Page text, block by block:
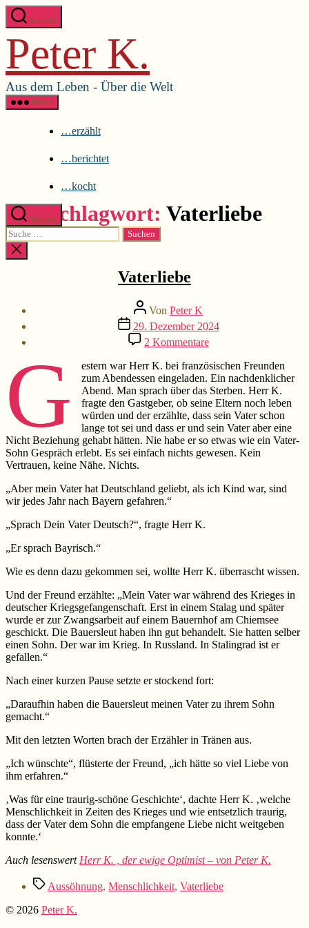
Direkt
zum
wechseln
Suchen
Peter K.
Aus dem Leben - Über die Welt
Menü
…erzählt
…berichtet
…kocht
Suchen
Suche
nach:
Suche
schließen
Menü schließen
…berichtet
…kocht
Schlagwort: Vaterliebe
Vaterliebe
Beitragsautor
Von Peter K
Beitragsdatum
29. Dezember 2024
2 Kommentarezu
Vaterliebe
G
estern war Herr K. bei französischen Freunden
zum Abendessen eingeladen. Ein nachdenklicher
Abend. Man sprach über das Sterben. Herr K.
fragte den Gastgeber, ob seine Eltern noch leben
würden und der erzählte, dass sein Vater schon
lange tot sei und dass er und sein Vater aber eine
Nicht Beziehung gehabt hätten. Nie habe er so etwas wie ein Vater-
Sohn Gespräch erlebt. Es sei einfach nichts gewesen. Kein
Vertrauen, keine Nähe. Nichts.
„Aber mein Vater hat Deutschland geliebt, als ich Kind war, sind
wir jedes Jahr nach Bayern gefahren.“
„Sprach Dein Vater Deutsch?“, fragte Herr K.
„Er sprach Bayrisch.“
Wie es denn dazu gekommen sei, wollte Herr K. überrascht wissen.
Und der Freund erzählte: „Mein Vater war während des Krieges in
deutscher Kriegsgefangenschaft. Erst in einem Stalag und später
wurde er zur Zwangsarbeit auf einem Bauernhof am Chiemsee
geschickt. Die Bauersleut haben ihn gut behandelt. Sie hatten selber
einen Sohn. Der war im Krieg. In Russland. In Stalingrad ist er
gefallen.“
Nach einer kurzen Pause setzte er stockend fort:
„Daraufhin haben die Bauersleut meinen Vater zu ihrem Sohn
gemacht.“
Mit den letzten Worten brach der Erzähler in Tränen aus.
„Ich wünschte“, flüsterte der Freund, „ich hätte so viel Liebe von
ihm erfahren.“
‚Was für eine traurig-schöne Geschichte‘, dachte Herr K. ‚welche
Menschlichkeit in Zeiten des Krieges und wie entsetzlich traurig,
dass der Vater dem Sohn die empfangene Liebe nicht weitgeben
konnte.‘
Auch lesenswert Herr K. , der ewige Optimist – von Peter K.
Schlagwörter
Aussöhnung, Menschlichkeit, Vaterliebe
© 2026 Peter K.